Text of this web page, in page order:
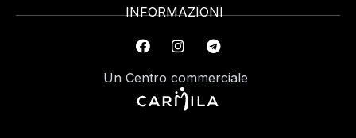
INFORMAZIONI
Un Centro commerciale